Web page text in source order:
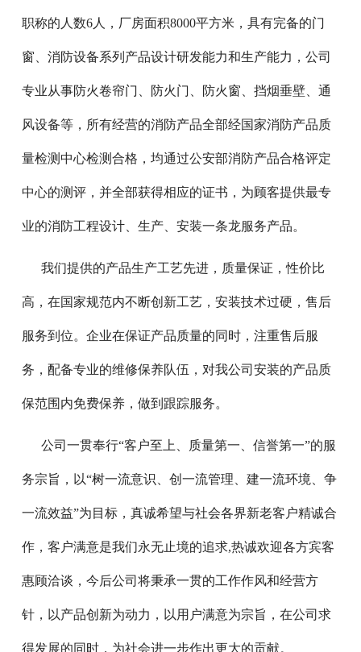
职称的人数6人，厂房面积8000平方米，具有完备的门
窗、消防设备系列产品设计研发能力和生产能力，公司
专业从事防火卷帘门、防火门、防火窗、挡烟垂壁、通
风设备等，所有经营的消防产品全部经国家消防产品质
量检测中心检测合格，均通过公安部消防产品合格评定
中心的测评，并全部获得相应的证书，为顾客提供最专
业的消防工程设计、生产、安装一条龙服务产品。
我们提供的产品生产工艺先进，质量保证，性价比
高，在国家规范内不断创新工艺，安装技术过硬，售后
服务到位。企业在保证产品质量的同时，注重售后服
务，配备专业的维修保养队伍，对我公司安装的产品质
保范围内免费保养，做到跟踪服务。
公司一贯奉行“客户至上、质量第一、信誉第一”的服
务宗旨，以“树一流意识、创一流管理、建一流环境、争
一流效益”为目标，真诚希望与社会各界新老客户精诚合
作，客户满意是我们永无止境的追求,热诚欢迎各方宾客
惠顾洽谈，今后公司将秉承一贯的工作作风和经营方
针，以产品创新为动力，以用户满意为宗旨，在公司求
得发展的同时，为社会进一步作出更大的贡献。